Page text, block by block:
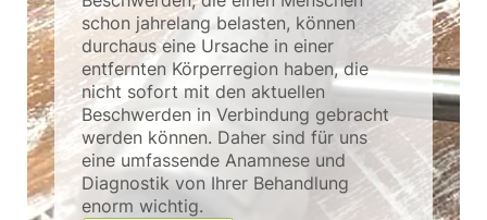
schon jahrelang belasten, können
durchaus eine Ursache in einer
entfernten Körperregion haben, die
nicht sofort mit den aktuellen
Beschwerden in Verbindung gebracht
werden können. Daher sind für uns
eine umfassende Anamnese und
Diagnostik von Ihrer Behandlung
enorm wichtig.